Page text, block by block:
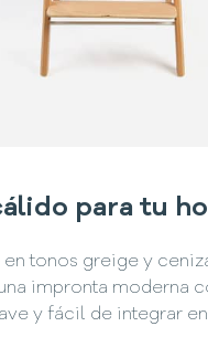
para tu
tonos greige y
impronta moderna
y fácil de integrar